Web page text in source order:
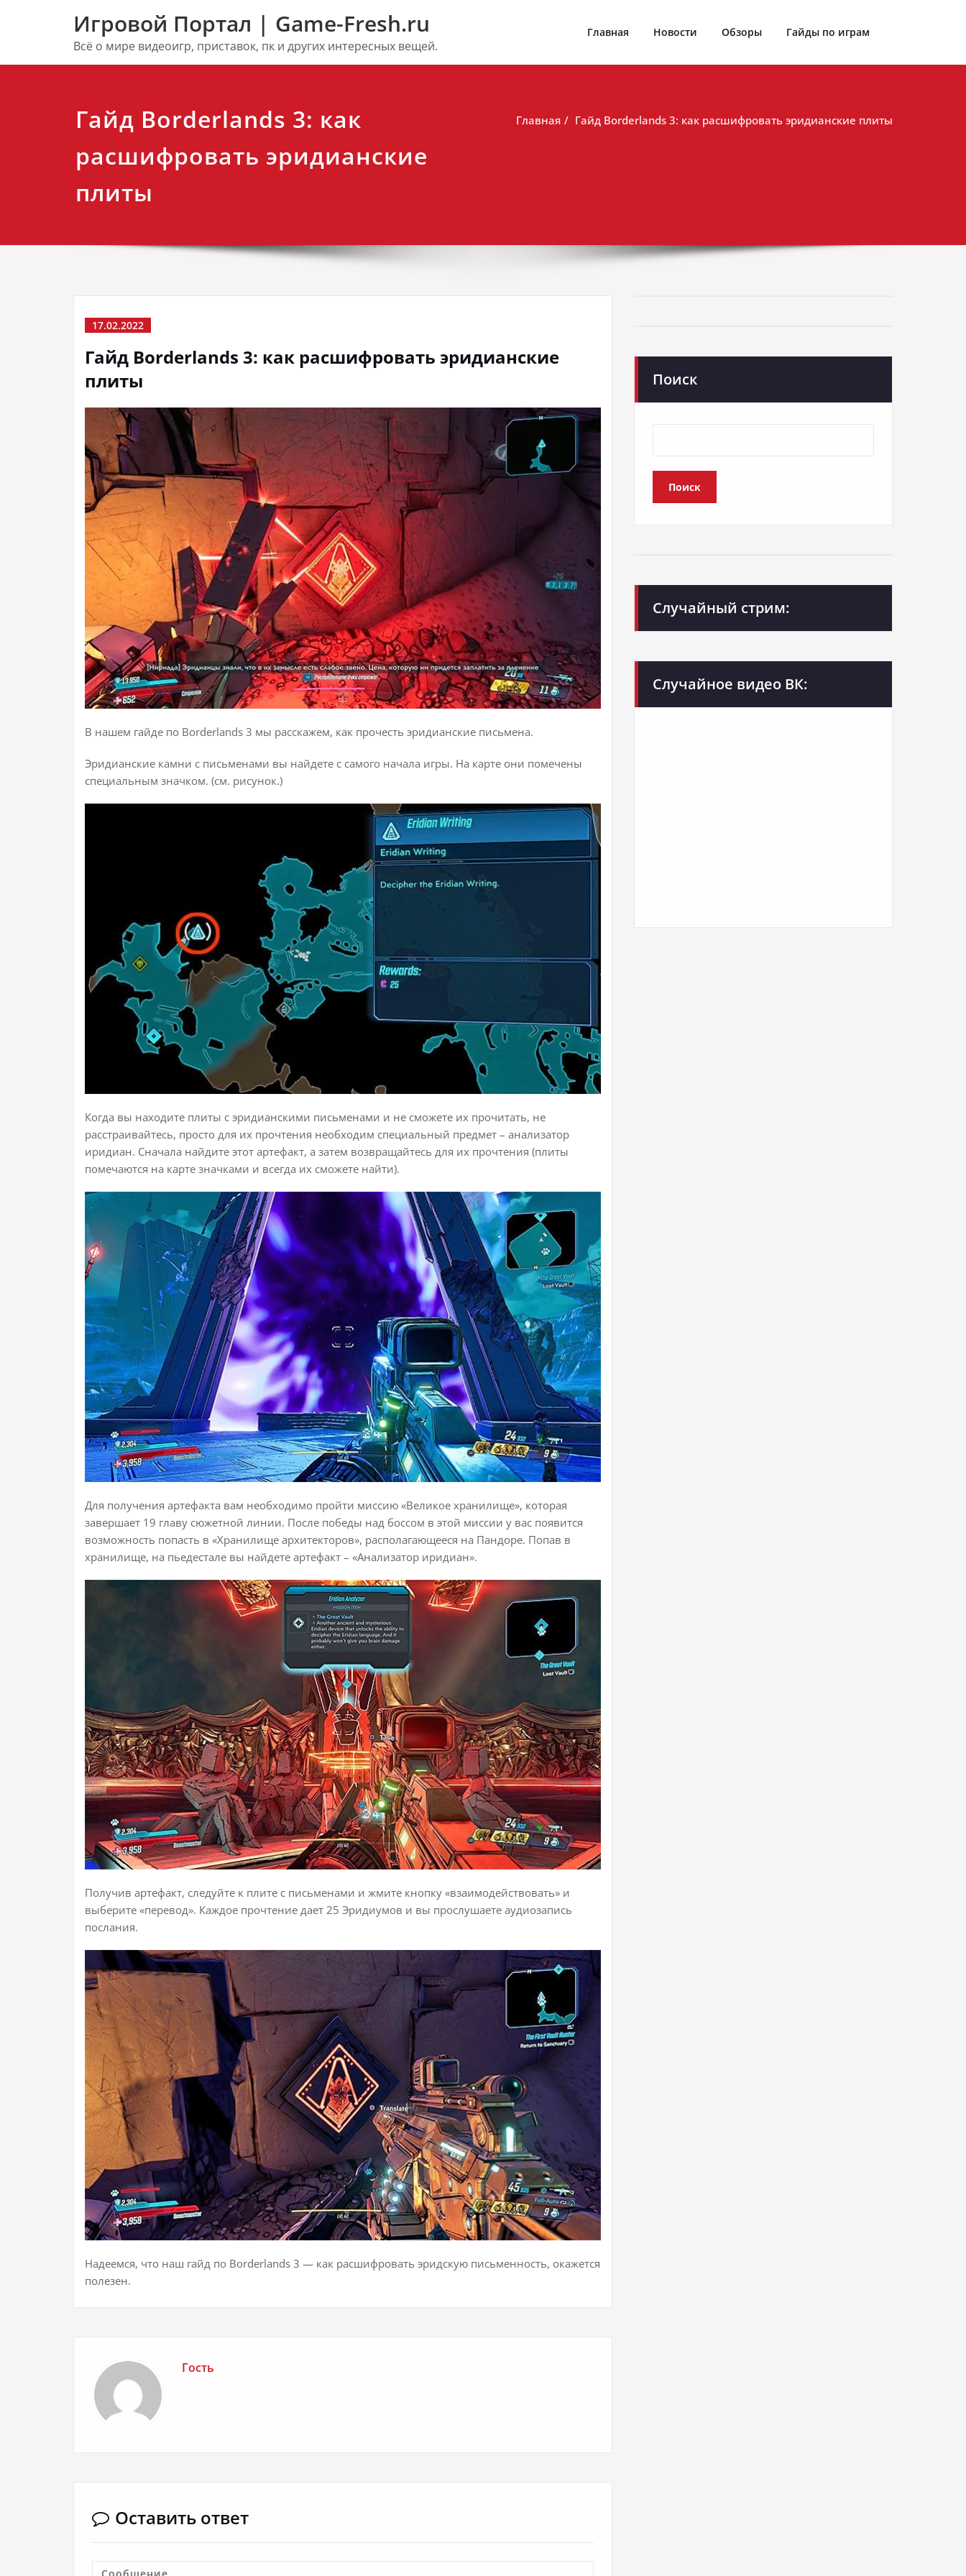
Игровой Портал | Game-Fresh.ru
Всё о мире видеоигр, приставок, пк и других интересных вещей.
Главная Новости Обзоры Гайды по играм
Гайд Borderlands 3: как
расшифровать эридианские
плиты
Главная Гайд Borderlands 3: как расшифровать эридианские плиты
17.02.2022
Гайд Borderlands 3: как расшифровать эридианские
плиты
В нашем гайде по Borderlands 3 мы расскажем, как прочесть эридианские письмена.
Эридианские камни с письменами вы найдете с самого начала игры. На карте они помечены
специальным значком. (см. рисунок.)
Когда вы находите плиты с эридианскими письменами и не сможете их прочитать, не
расстраивайтесь, просто для их прочтения необходим специальный предмет – анализатор
иридиан. Сначала найдите этот артефакт, а затем возвращайтесь для их прочтения (плиты
помечаются на карте значками и всегда их сможете найти).
Для получения артефакта вам необходимо пройти миссию «Великое хранилище», которая
завершает 19 главу сюжетной линии. После победы над боссом в этой миссии у вас появится
возможность попасть в «Хранилище архитекторов», располагающееся на Пандоре. Попав в
хранилище, на пьедестале вы найдете артефакт – «Анализатор иридиан».
Получив артефакт, следуйте к плите с письменами и жмите кнопку «взаимодействовать» и
выберите «перевод». Каждое прочтение дает 25 Эридиумов и вы прослушаете аудиозапись
послания.
Надеемся, что наш гайд по Borderlands 3 — как расшифровать эридскую письменность, окажется
полезен.
Гость
Оставить ответ
Поиск
Поиск
Случайный стрим:
Случайное видео ВК: